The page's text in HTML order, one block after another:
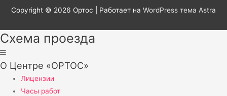
Copyright © 2026 Ортос | Работает на WordPress тема Astra
Схема проезда
О Центре «ОРТОС»
Лицензии
Часы работ